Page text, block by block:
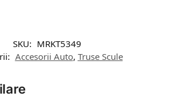
SKU: MRKT5349
Accesorii Auto, Truse Scule